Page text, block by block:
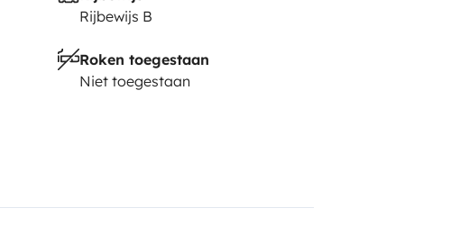
Rijbewijs B
Roken toegestaan
Niet toegestaan